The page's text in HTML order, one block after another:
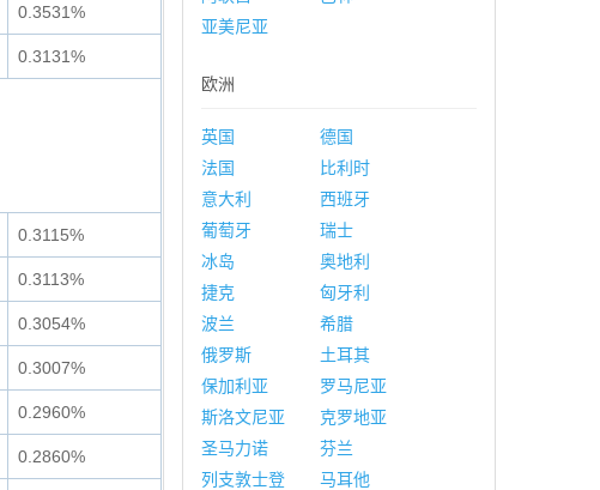
0.3531%
0.3131%
0.3115%
0.3113%
0.3054%
0.3007%
0.2960%
0.2860%
亚美尼亚
欧洲
英国
德国
法国
比利时
意大利
西班牙
葡萄牙
瑞士
冰岛
奥地利
捷克
匈牙利
波兰
希腊
俄罗斯
土耳其
保加利亚
罗马尼亚
斯洛文尼亚
克罗地亚
圣马力诺
芬兰
列支敦士登
马耳他